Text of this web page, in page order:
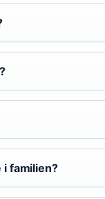
i familien?